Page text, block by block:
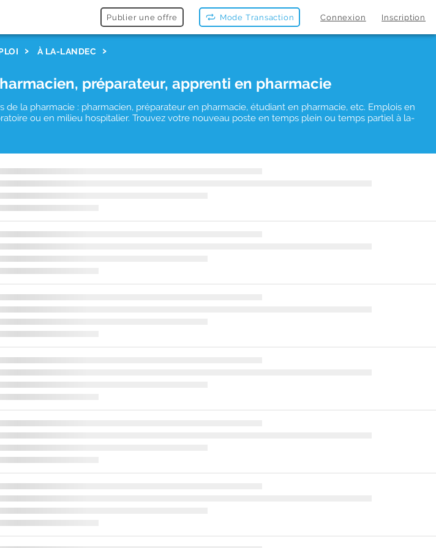
Publier une offre Mode Transaction Connexion Inscription
À LA-LANDEC
préparateur, apprenti en pharmacie
de la pharmacie : pharmacien, préparateur en pharmacie, étudiant en pharmacie, etc. Emplois en
ou en milieu hospitalier. Trouvez votre nouveau poste en temps plein ou temps partiel à la-